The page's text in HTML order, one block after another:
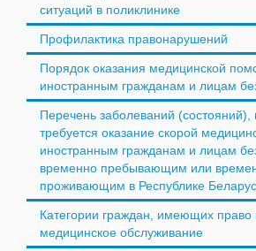
ситуаций в поликлинике
Профилактика правонарушений
Порядок оказания медицинской
иностранным гражданам и лицам
Перечень заболеваний (состояний),
требуется оказание скорой
иностранным гражданам и лицам
временно пребывающим или
проживающим в Республике
Категории граждан, имеющих право
медицинское обслуживание